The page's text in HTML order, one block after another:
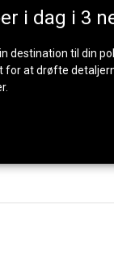
i dag i 3
destination til din
for at drøfte